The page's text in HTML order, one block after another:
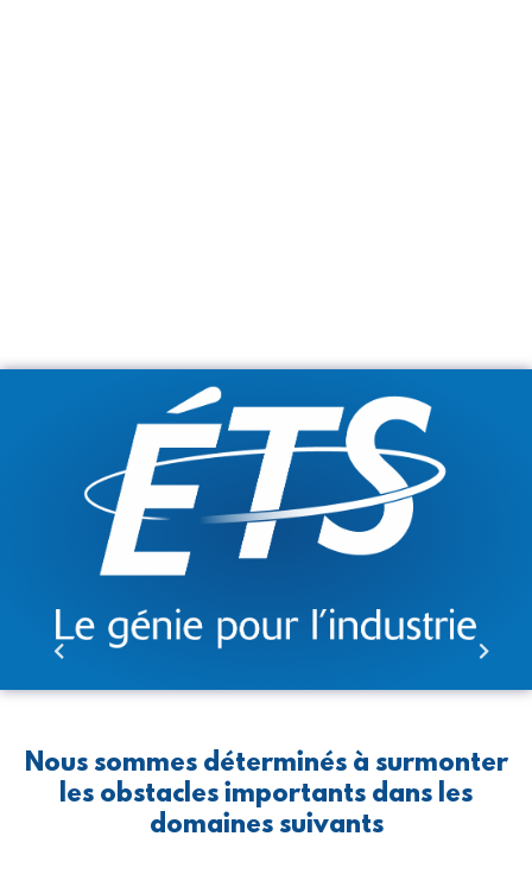
Nous sommes déterminés à surmonter
les obstacles importants dans les
domaines suivants